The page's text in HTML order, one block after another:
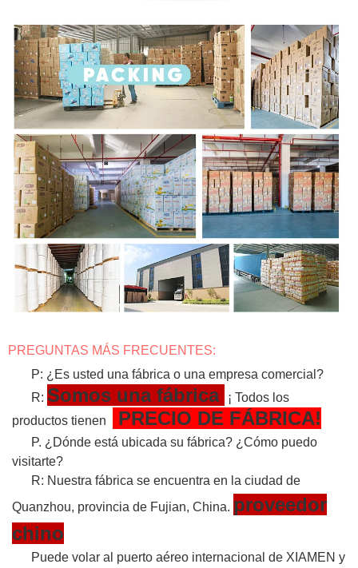
PREGUNTAS MÁS FRECUENTES:
P: ¿Es usted una fábrica o una empresa comercial?
R: Somos una fábrica
¡ Todos los
productos tienen
PRECIO DE FÁBRICA!
P. ¿Dónde está ubicada su fábrica? ¿Cómo puedo
visitarte?
R: Nuestra fábrica se encuentra en la ciudad de
Quanzhou, provincia de Fujian, China. proveedor
chino
Puede volar al puerto aéreo internacional de XIAMEN y